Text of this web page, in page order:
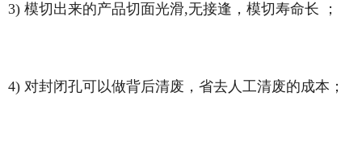
3) 模切出来的产品切面光滑,无接逢，模切寿命长 ；
4) 对封闭孔可以做背后清废，省去人工清废的成本；